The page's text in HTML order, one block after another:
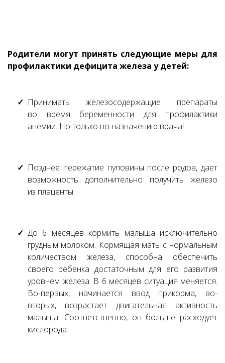
Родители могут принять следующие меры для
профилактики дефицита железа у детей:
Принимать железосодержащие препараты
во время беременности для профилактики
анемии. Но только по назначению врача!
Позднее пережатие пуповины после родов, дает
возможность дополнительно получить железо
из плаценты.
До 6 месяцев кормить малыша исключительно
грудным молоком. Кормящая мать с нормальным
количеством железа, способна обеспечить
своего ребенка достаточным для его развития
уровнем железа. В 6 месяцев ситуация меняется.
Во-первых, начинается ввод прикорма, во-
вторых, возрастает двигательная активность
малыша. Соответственно, он больше расходует
кислорода.